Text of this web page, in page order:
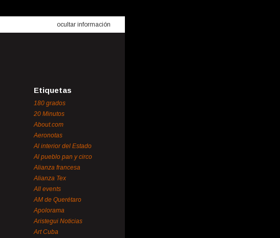
ocultar información
Etiquetas
180 grados
20 Minutos
About.com
Aeronotas
Al interior del Estado
Al pueblo pan y circo
Alianza francesa
Alianza Tex
All events
AM de Querétaro
Apolorama
Aristegui Noticias
Art Cuba